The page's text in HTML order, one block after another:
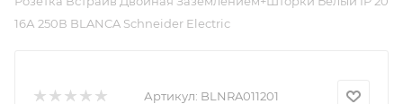
16А 250В BLANCA Schneider Electric
Артикул: BLNRA011201